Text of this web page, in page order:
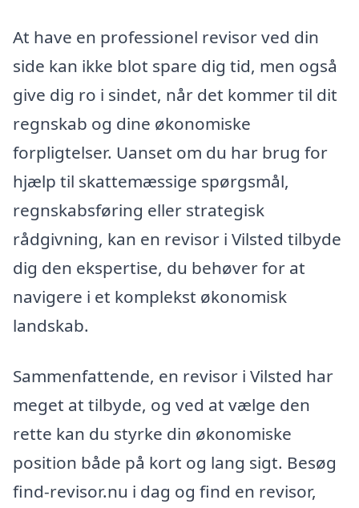
At have en professionel revisor ved din
side kan ikke blot spare dig tid, men også
give dig ro i sindet, når det kommer til dit
regnskab og dine økonomiske
forpligtelser. Uanset om du har brug for
hjælp til skattemæssige spørgsmål,
regnskabsføring eller strategisk
rådgivning, kan en revisor i Vilsted tilbyde
dig den ekspertise, du behøver for at
navigere i et komplekst økonomisk
landskab.
Sammenfattende, en revisor i Vilsted har
meget at tilbyde, og ved at vælge den
rette kan du styrke din økonomiske
position både på kort og lang sigt. Besøg
find-revisor.nu i dag og find en revisor,